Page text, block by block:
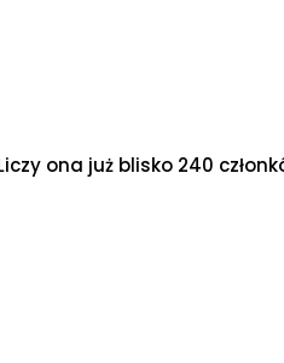
ona już blisko 240